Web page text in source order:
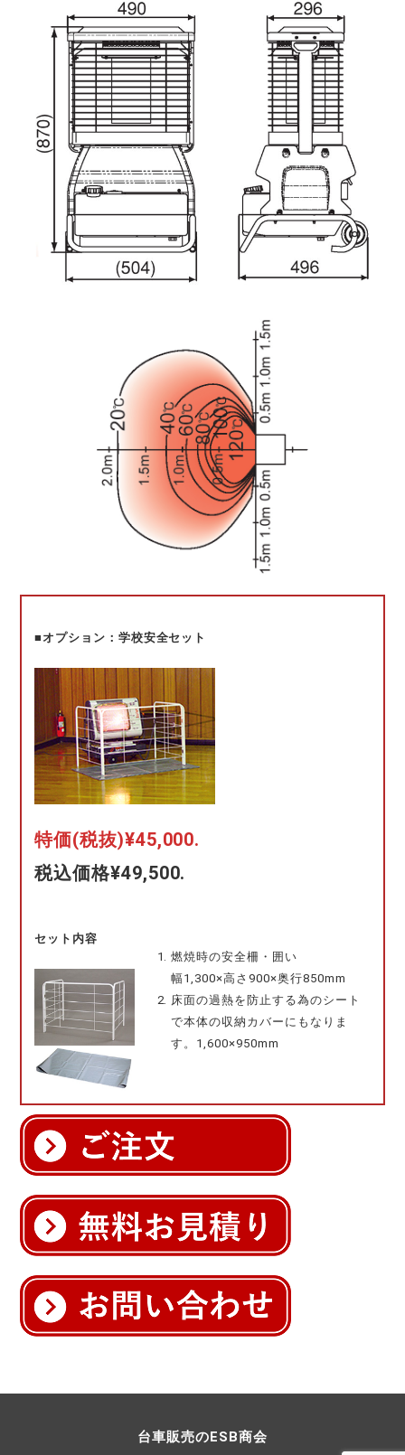
■オプション：学校安全セット
特価(税抜)¥45,000.
税込価格¥49,500.
セット内容
燃焼時の安全柵・囲い
幅1,300×高さ900×奥行850mm
床面の過熱を防止する為のシート
で本体の収納カバーにもなりま
す。1,600×950mm
台車販売のESB商会